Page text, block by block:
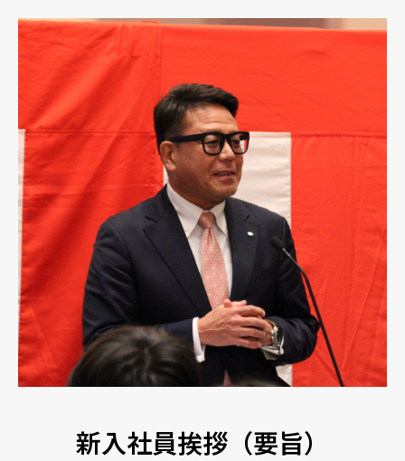
新入社員挨拶（要旨）